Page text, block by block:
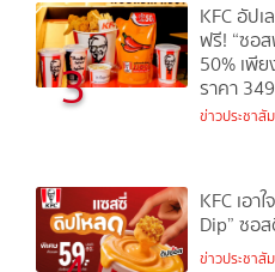
3
KFC อัป
ฟรี! “ซอ
50% เพี
ราคา
ข่าวประชาสั
KFC เอา
Dip” ซอ
ข่าวประชาสั